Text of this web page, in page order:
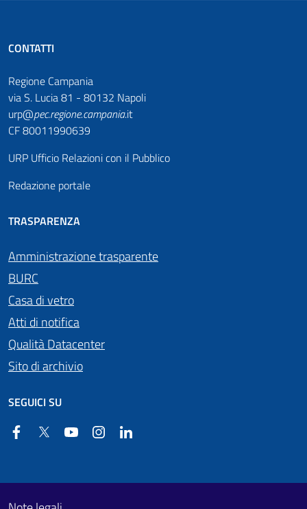
CONTATTI
Regione Campania
via S. Lucia 81 - 80132 Napoli
urp@pec.regione.campania.it
CF 80011990639
URP Ufficio Relazioni con il Pubblico
Redazione portale
TRASPARENZA
Amministrazione trasparente
BURC
Casa di vetro
Atti di notifica
Qualità Datacenter
Sito di archivio
SEGUICI SU
FacebookTwitter YouTube Instagram
Footer First
Useful links section